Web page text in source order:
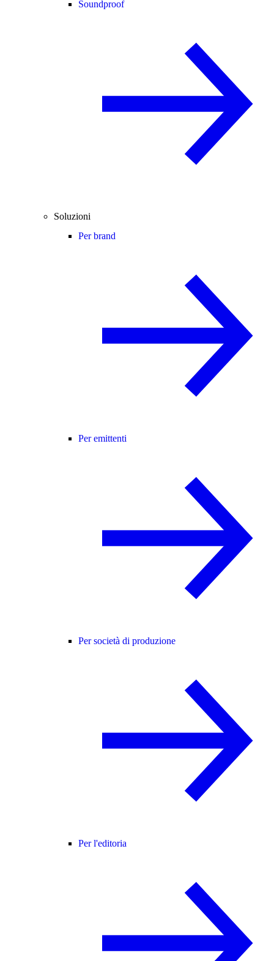
Soundproof
Soluzioni
Per brand
Per emittenti
Per società di produzione
Per l'editoria